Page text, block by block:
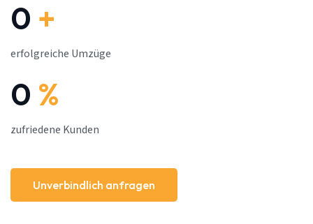
0 +
erfolgreiche Umzüge
0 %
zufriedene Kunden
Unverbindlich anfragen